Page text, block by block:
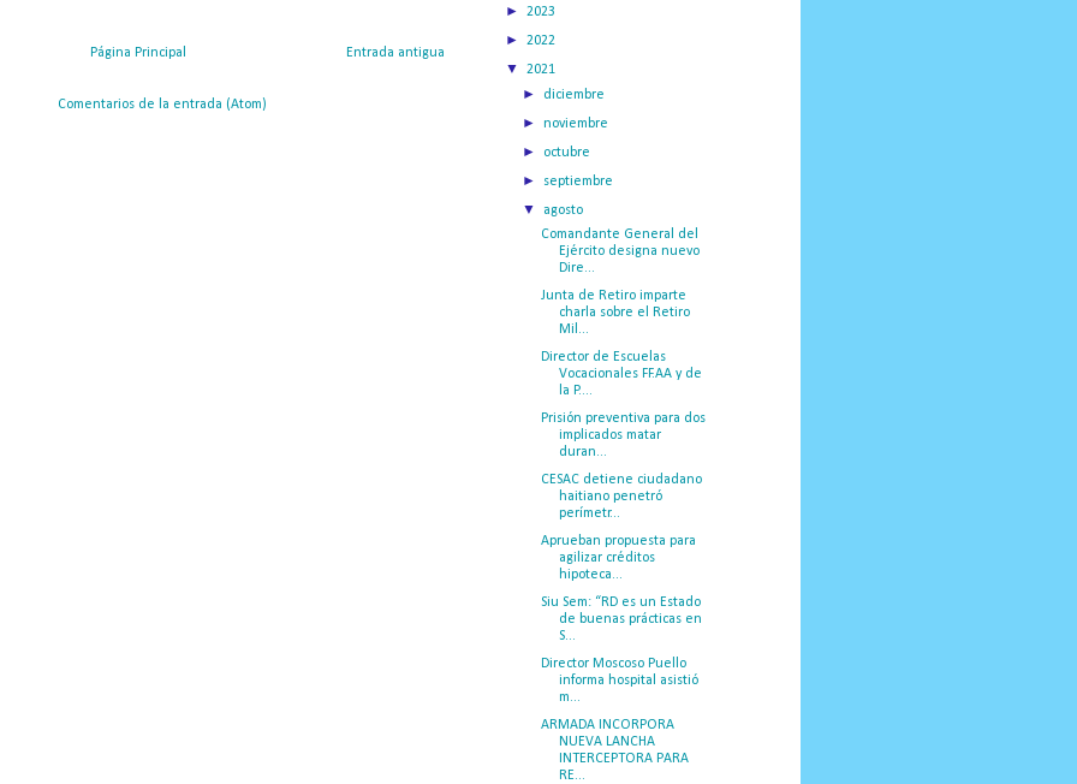
Entrada antigua
Página Principal
Comentarios de la entrada (Atom)
► 2023
► 2022
▼ 2021
► diciembre
►noviembre
► octubre
► septiembre
▼ agosto
Comandante General del
Ejército designa nuevo
Dire...
Junta de Retiro imparte
charla sobre el Retiro
Mil...
Director de Escuelas
Vocacionales FF.AA y de
la P....
Prisión preventiva para dos
implicados matar
duran...
CESAC detiene ciudadano
haitiano penetró
perímetr...
Aprueban propuesta para
agilizar créditos
hipoteca...
Siu Sem: “RD es un Estado
de buenas prácticas en
S...
Director Moscoso Puello
informa hospital asistió
m...
ARMADA INCORPORA
NUEVA LANCHA
INTERCEPTORA PARA
RE...